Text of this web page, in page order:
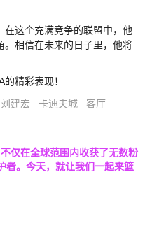
在这个充满竞争的联盟中，他
。相信在未来的日子里，他将
精彩表现！
刘建宏 卡迪夫城 客厅
仅在全球范围内收获了无数粉
者。今天，就让我们一起来篮